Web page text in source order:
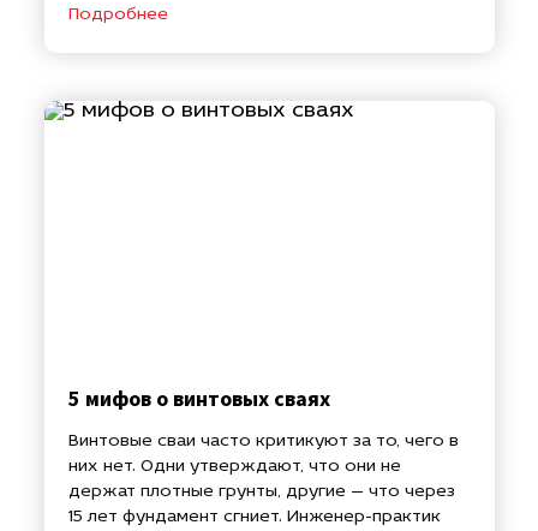
Подробнее
5 мифов о винтовых сваях
Винтовые сваи часто критикуют за то, чего в
них нет. Одни утверждают, что они не
держат плотные грунты, другие — что через
15 лет фундамент сгниет. Инженер-практик